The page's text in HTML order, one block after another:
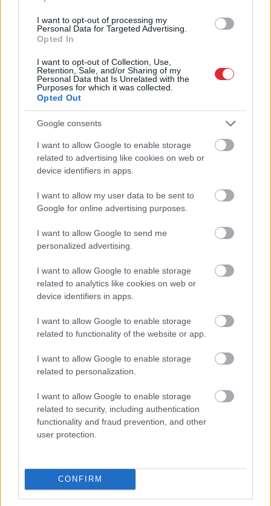
I want to opt-out of processing my
Personal Data for Targeted Advertising.
Opted In
I want to opt-out of Collection, Use,
Retention, Sale, and/or Sharing of my
Personal Data that Is Unrelated with the
Purposes for which it was collected.
Opted Out
Google consents
I want to allow Google to enable storage
related to advertising like cookies on web or
device identifiers in apps.
I want to allow my user data to be sent to
Google for online advertising purposes.
I want to allow Google to send me
personalized advertising.
I want to allow Google to enable storage
related to analytics like cookies on web or
device identifiers in apps.
I want to allow Google to enable storage
related to functionality of the website or app.
I want to allow Google to enable storage
related to personalization.
I want to allow Google to enable storage
related to security, including authentication
functionality and fraud prevention, and other
user protection.
CONFIRM
ātri, cik noguris bērns: 8
ieteikumi ātrākai
aizmigšanai
Nosauktināvējošākie
turam īkšķus, lai
neatrodi sarakstā savu
Krievijas drons uz ielas
mērķtiecīgi vajā un
Atcelt Ziņot